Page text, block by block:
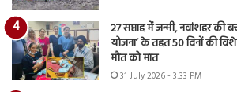
27 सप्ताह में जन्मी, नवांशहर की
योजना’ के तहत 50 दिनों की
मौत को मात
31 July 2026 - 3:33 PM